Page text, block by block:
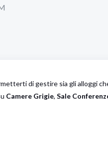
di gestire sia gli alloggi
Camere Grigie, Sale